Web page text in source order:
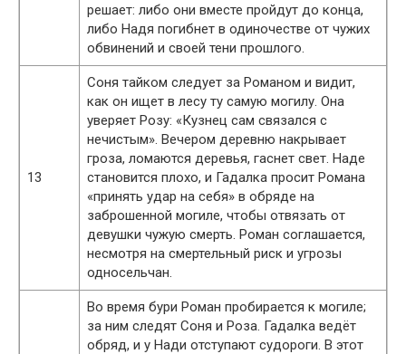
решает: либо они вместе пройдут до конца,
либо Надя погибнет в одиночестве от чужих
обвинений и своей тени прошлого.
13
Соня тайком следует за Романом и видит,
как он ищет в лесу ту самую могилу. Она
уверяет Розу: «Кузнец сам связался с
нечистым». Вечером деревню накрывает
гроза, ломаются деревья, гаснет свет. Наде
становится плохо, и Гадалка просит Романа
«принять удар на себя» в обряде на
заброшенной могиле, чтобы отвязать от
девушки чужую смерть. Роман соглашается,
несмотря на смертельный риск и угрозы
односельчан.
Во время бури Роман пробирается к могиле;
за ним следят Соня и Роза. Гадалка ведёт
обряд, и у Нади отступают судороги. В этот